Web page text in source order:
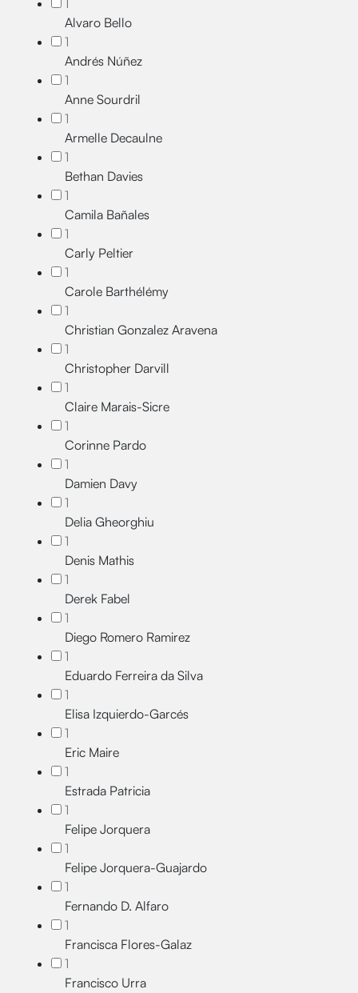
Alvaro Bello
1
Andrés Núñez
1
Anne Sourdril
1
Armelle Decaulne
1
Bethan Davies
1
Camila Bañales
1
Carly Peltier
1
Carole Barthélémy
1
Christian Gonzalez Aravena
1
Christopher Darvill
1
Claire Marais-Sicre
1
Corinne Pardo
1
Damien Davy
1
Delia Gheorghiu
1
Denis Mathis
1
Derek Fabel
1
Diego Romero Ramirez
1
Eduardo Ferreira da Silva
1
Elisa Izquierdo-Garcés
1
Eric Maire
1
Estrada Patricia
1
Felipe Jorquera
1
Felipe Jorquera-Guajardo
1
Fernando D. Alfaro
1
Francisca Flores-Galaz
1
Francisco Urra